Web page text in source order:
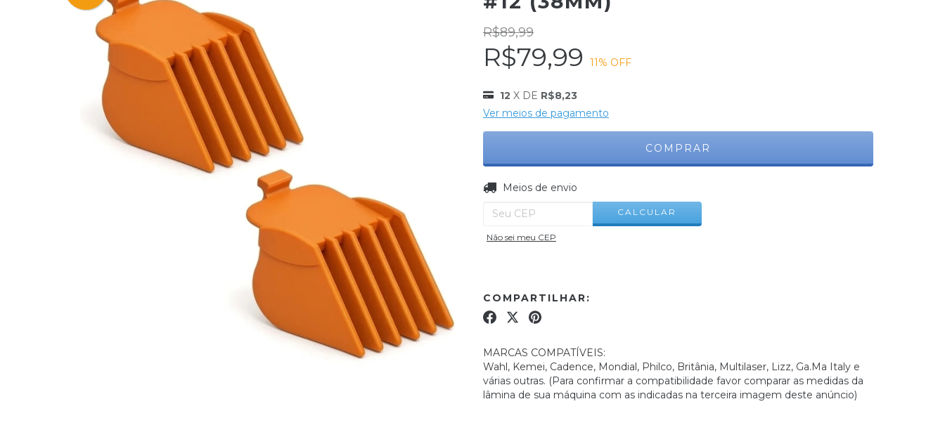
R$89,99
R$79,99 11% OFF
12 X DE R$8,23
Ver meios de pagamento
Entregas para o CEP:
Meios de envio
CALCULAR
Não sei meu CEP
COMPARTILHAR:
MARCAS COMPATÍVEIS:
Wahl, Kemei, Cadence, Mondial, Philco, Britânia, Multilaser, Lizz, Ga.Ma Italy e
várias outras. (Para confirmar a compatibilidade favor comparar as medidas da
lâmina de sua máquina com as indicadas na terceira imagem deste anúncio)